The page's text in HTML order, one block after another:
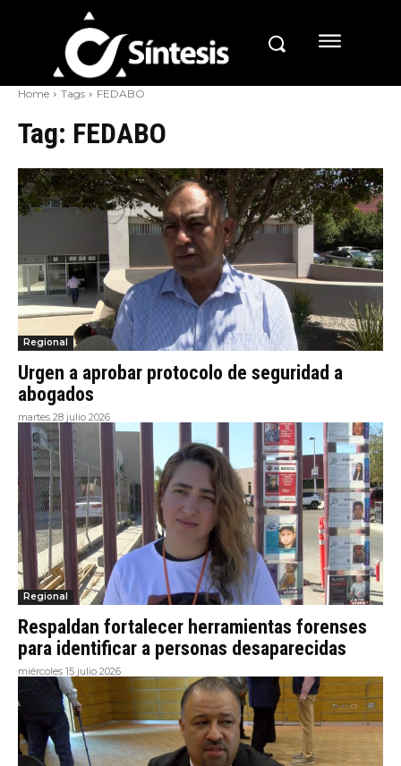
Home Tags FEDABO
Tag: FEDABO
Regional
Urgen a aprobar protocolo de seguridad a
abogados
martes 28 julio 2026
Regional
Respaldan fortalecer herramientas forenses
para identificar a personas desaparecidas
miércoles 15 julio 2026